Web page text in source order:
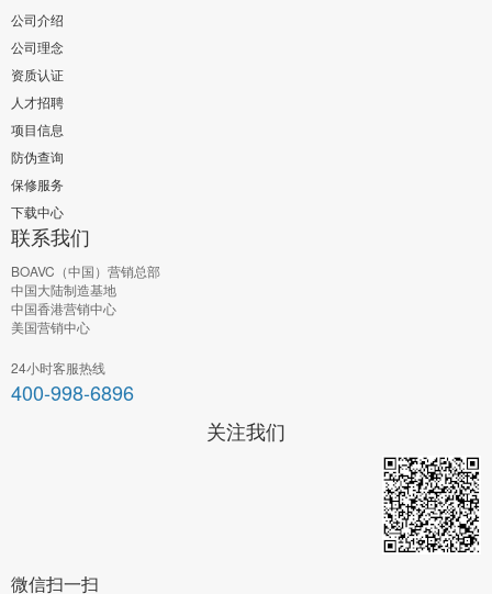
公司介绍
公司理念
资质认证
人才招聘
项目信息
防伪查询
保修服务
下载中心
联系我们
BOAVC（中国）营销总部
中国大陆制造基地
中国香港营销中心
美国营销中心
24小时客服热线
400-998-6896
关注我们
微信扫一扫